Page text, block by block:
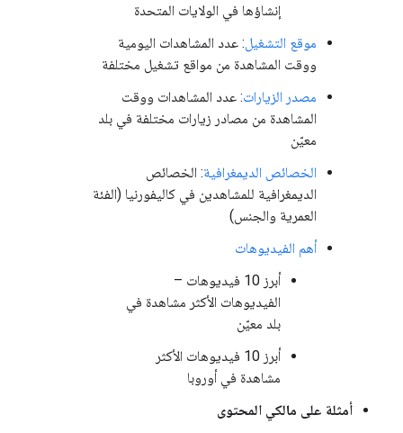
إنشاؤها في الولايات المتحدة
موقع التشغيل: عدد المشاهدات اليومية
ووقت المشاهدة من مواقع تشغيل مختلفة
مصدر الزيارات: عدد المشاهدات ووقت
المشاهدة من مصادر زيارات مختلفة في بلد
معيّن
الخصائص الديمغرافية: الخصائص
الديمغرافية للمشاهدين في كاليفورنيا (الفئة
العمرية والجنس)
أهم الفيديوهات
أبرز 10 فيديوهات –
الفيديوهات الأكثر مشاهدة في
بلد معيّن
أبرز 10 فيديوهات الأكثر
مشاهدة في أوروبا
أمثلة على مالكي المحتوى